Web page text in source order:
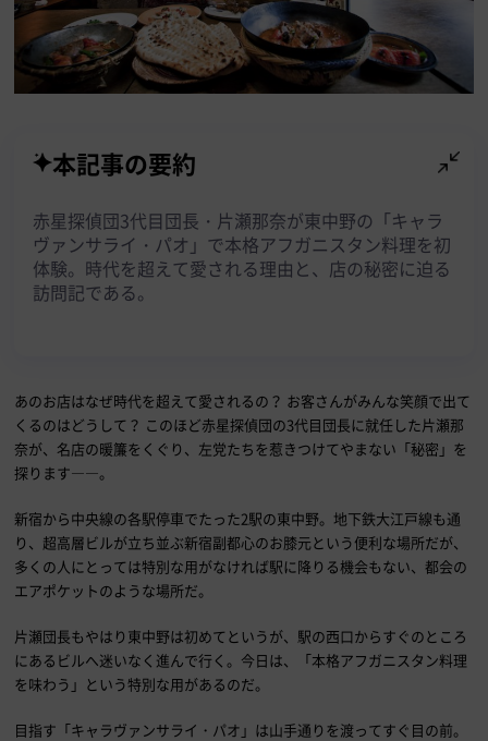
本記事の要約
赤星探偵団3代目団長・片瀬那奈が東中野の「キャラ
ヴァンサライ・パオ」で本格アフガニスタン料理を初
体験。時代を超えて愛される理由と、店の秘密に迫る
訪問記である。
あのお店はなぜ時代を超えて愛されるの？ お客さんがみんな笑顔で出て
くるのはどうして？ このほど赤星探偵団の3代目団長に就任した片瀬那
奈が、名店の暖簾をくぐり、左党たちを惹きつけてやまない「秘密」を
探ります――。
新宿から中央線の各駅停車でたった2駅の東中野。地下鉄大江戸線も通
り、超高層ビルが立ち並ぶ新宿副都心のお膝元という便利な場所だが、
多くの人にとっては特別な用がなければ駅に降りる機会もない、都会の
エアポケットのような場所だ。
片瀬団長もやはり東中野は初めてというが、駅の西口からすぐのところ
にあるビルへ迷いなく進んで行く。今日は、「本格アフガニスタン料理
を味わう」という特別な用があるのだ。
目指す「キャラヴァンサライ・パオ」は山手通りを渡ってすぐ目の前。